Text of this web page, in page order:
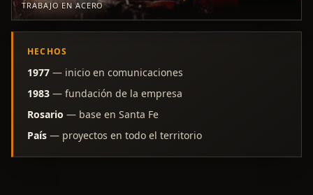
TRABAJO EN ACERO
HECHOS
1977 — inicio en comunicaciones
1983 — fundación de la empresa
Rosario — base en Santa Fe
País — proyectos en todo el territorio